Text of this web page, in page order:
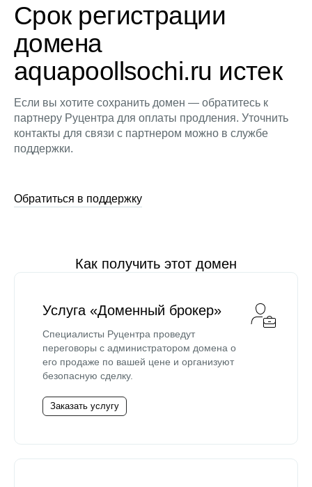
Срок регистрации
домена
aquapoollsochi.ru истек
Если вы хотите сохранить домен — обратитесь к
партнеру Руцентра для оплаты продления. Уточнить
контакты для связи с партнером можно в службе
поддержки.
Обратиться в поддержку
Как получить этот домен
Услуга «Доменный брокер»
Специалисты Руцентра проведут
переговоры с администратором домена о
его продаже по вашей цене и организуют
безопасную сделку.
Заказать услугу